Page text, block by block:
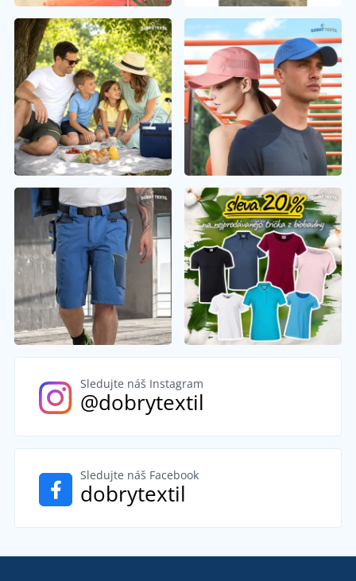
Sledujte náš Instagram
@dobrytextil
Sledujte náš Facebook
dobrytextil